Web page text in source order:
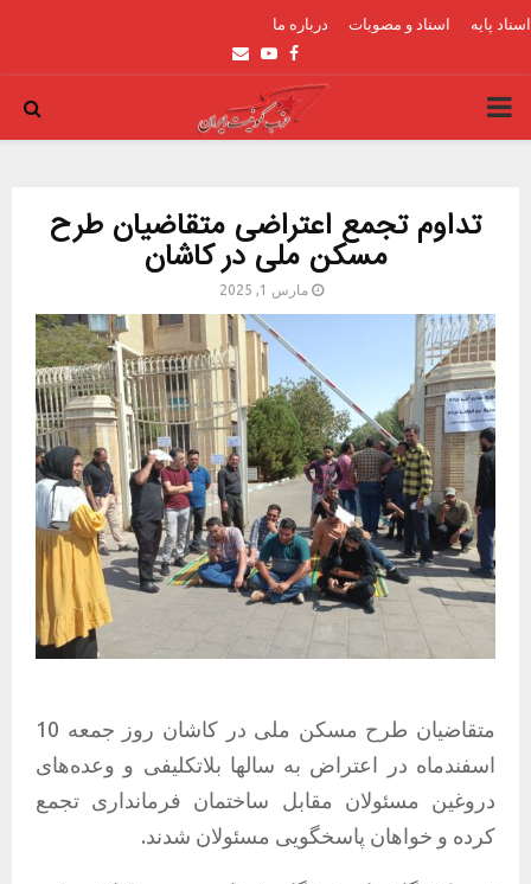
اسناد پایه اسناد و مصوبات درباره ما
Facebook
Youtube
Email
PRIMARY
تداوم تجمع اعتراضی متقاضیان طرح
مسکن ملی در کاشان
مارس 1, 2025
متقاضیان طرح مسکن ملی در کاشان روز جمعه 10
اسفندماه در اعتراض به سالها بلاتکلیفی و وعده‌های
دروغین مسئولان مقابل ساختمان فرمانداری تجمع
کرده و خواهان پاسخگویی مسئولان شدند.